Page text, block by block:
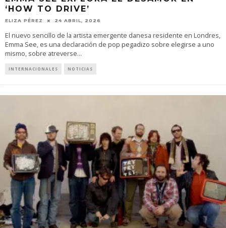
‘HOW TO DRIVE’
ELIZA PÉREZ 24 ABRIL, 2026
El nuevo sencillo de la artista emergente danesa residente en Londres,
Emma See, es una declaración de pop pegadizo sobre elegirse a uno
mismo, sobre atreverse...
INTERNACIONALES NOTICIAS